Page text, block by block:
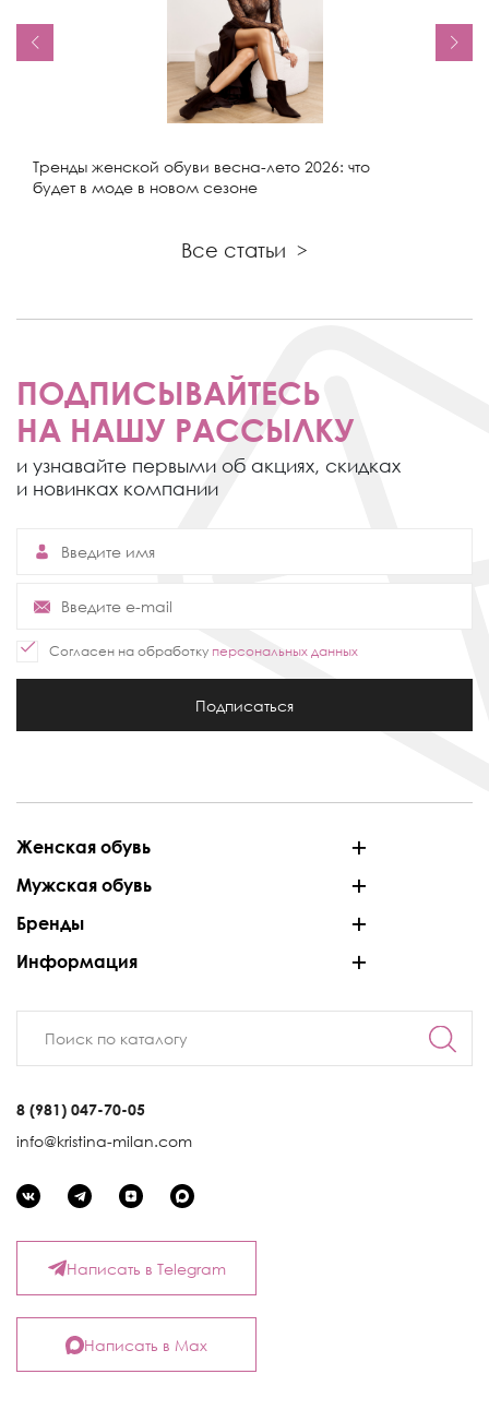
Тренды женской обуви весна-лето 2026: что
будет в моде в новом сезоне
Все статьи >
ПОДПИСЫВАЙТЕСЬ
НА НАШУ РАССЫЛКУ
и узнавайте первыми об акциях, скидках
и новинках компании
Согласен на обработку персональных данных
Подписаться
Женская обувь
Мужская обувь
Бренды
Информация
8 (981) 047-70-05
info@kristina-milan.com
Написать в Telegram
Написать в Max